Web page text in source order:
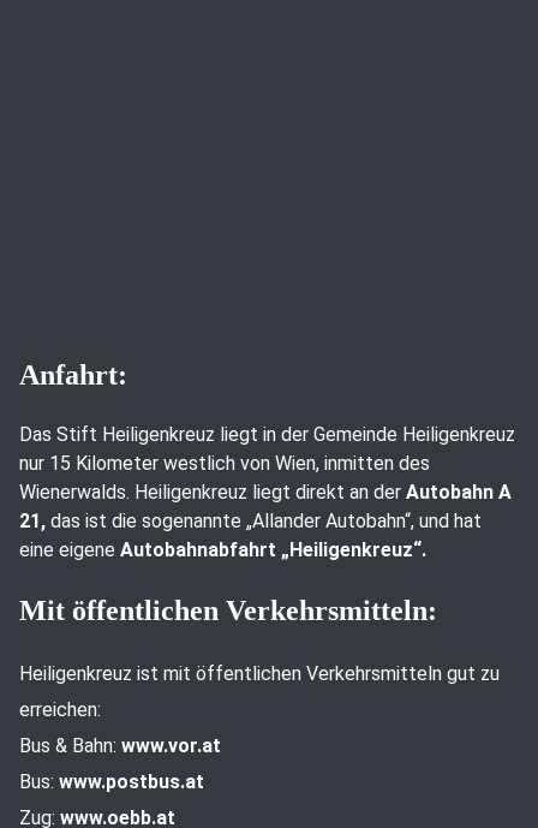
Anfahrt:
Das Stift Heiligenkreuz liegt in der Gemeinde Heiligenkreuz
nur 15 Kilometer westlich von Wien, inmitten des
Wienerwalds. Heiligenkreuz liegt direkt an der Autobahn A
21, das ist die sogenannte „Allander Autobahn“, und hat
eine eigene Autobahnabfahrt „Heiligenkreuz“.
Mit öffentlichen Verkehrsmitteln:
Heiligenkreuz ist mit öffentlichen Verkehrsmitteln gut zu
erreichen:
Bus & Bahn: www.vor.at
Bus: www.postbus.at
Zug: www.oebb.at